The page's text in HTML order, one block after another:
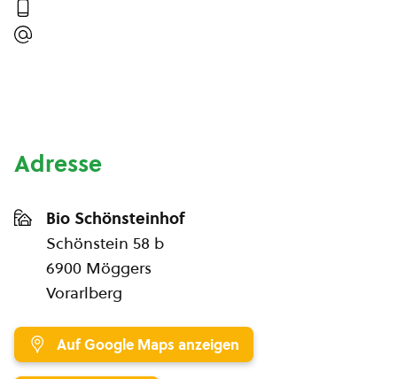
Adresse
Bio Schönsteinhof
Schönstein 58 b
6900 Möggers
Vorarlberg
Auf Google Maps anzeigen